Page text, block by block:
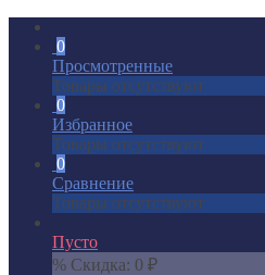
0
Просмотренные
Товары отсутствуют
0
Избранное
Товары отсутствуют
0
Сравнение
Товары отсутствуют
Пусто
% Скидка: 0 ₽